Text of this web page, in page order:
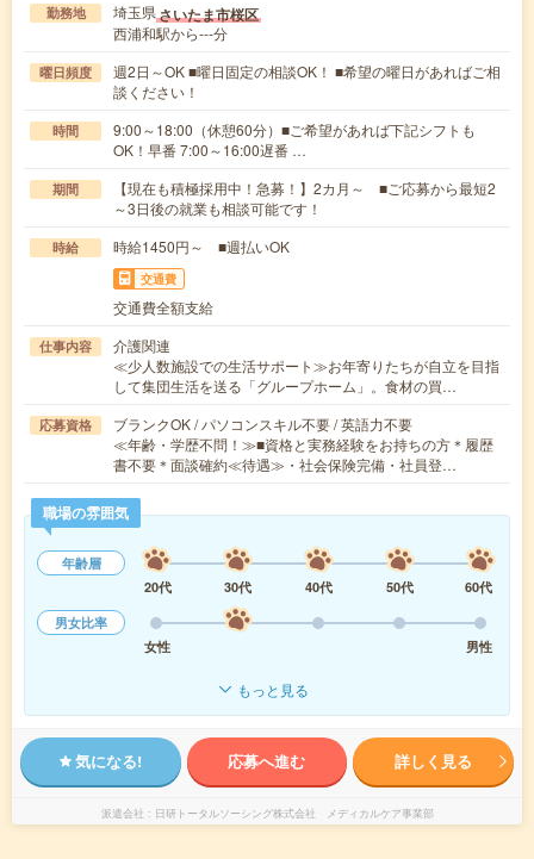
勤務地 埼玉県さいたま市桜区
西浦和駅から---分
曜日頻度
週2日～OK ■曜日固定の相談OK！ ■希望の曜日があればご相
談ください！
時間
9:00～18:00（休憩60分）■ご希望があれば下記シフトも
OK！早番 7:00～16:00遅番 …
期間
【現在も積極採用中！急募！】2カ月～ ■ご応募から最短2
～3日後の就業も相談可能です！
時給 時給1450円～ ■週払いOK
交通費
交通費全額支給
仕事内容
介護関連
≪少人数施設での生活サポート≫お年寄りたちが自立を目指
して集団生活を送る「グループホーム」。食材の買…
応募資格
ブランクOK / パソコンスキル不要 / 英語力不要
≪年齢・学歴不問！≫■資格と実務経験をお持ちの方＊履歴
書不要＊面談確約≪待遇≫・社会保険完備・社員登…
職場の雰囲気
年齢層
20代
30代 40代 50代
60代
男女比率
女性
男性
もっと見る
気になる! 応募へ進む 詳しく見る
派遣会社 日研トータルソーシング株式会社 メディカルケア事業部